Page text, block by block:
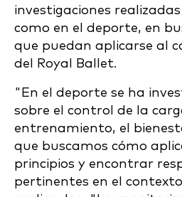
investigaciones
como en el deporte, en
que puedan aplicarse al
del Royal Ballet.
"En el deporte se ha
sobre el control de la
entrenamiento, el
que buscamos cómo
principios y encontrar
pertinentes en el